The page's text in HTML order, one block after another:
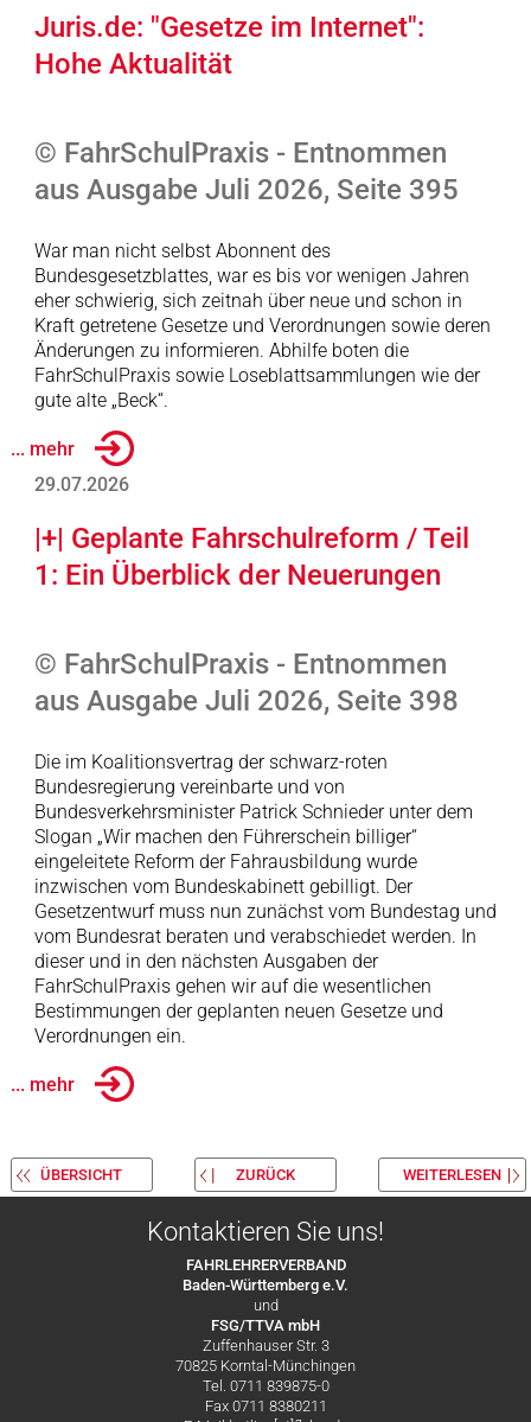
Juris.de: "Gesetze im Internet":
Hohe Aktualität
© FahrSchulPraxis - Entnommen
aus Ausgabe Juli 2026, Seite 395
War man nicht selbst Abonnent des
Bundesgesetzblattes, war es bis vor wenigen Jahren
eher schwierig, sich zeitnah über neue und schon in
Kraft getretene Gesetze und Verordnungen sowie deren
Änderungen zu informieren. Abhilfe boten die
FahrSchulPraxis sowie Loseblattsammlungen wie der
gute alte „Beck“.
... mehr
29.07.2026
|+| Geplante Fahrschulreform / Teil
1: Ein Überblick der Neuerungen
© FahrSchulPraxis - Entnommen
aus Ausgabe Juli 2026, Seite 398
Die im Koalitionsvertrag der schwarz-roten
Bundesregierung vereinbarte und von
Bundesverkehrsminister Patrick Schnieder unter dem
Slogan „Wir machen den Führerschein billiger“
eingeleitete Reform der Fahrausbildung wurde
inzwischen vom Bundeskabinett gebilligt. Der
Gesetzentwurf muss nun zunächst vom Bundestag und
vom Bundesrat beraten und verabschiedet werden. In
dieser und in den nächsten Ausgaben der
FahrSchulPraxis gehen wir auf die wesentlichen
Bestimmungen der geplanten neuen Gesetze und
Verordnungen ein.
... mehr
ÜBERSICHT ZURÜCK WEITERLESEN
Kontaktieren Sie uns!
FAHRLEHRERVERBAND
Baden-Württemberg e.V.
und
FSG/TTVA mbH
Zuffenhauser Str. 3
70825 Korntal-Münchingen
Tel. 0711 839875-0
Fax 0711 8380211